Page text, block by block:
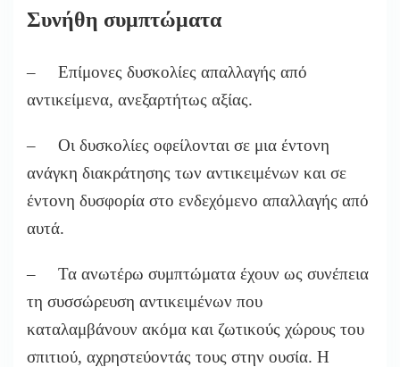
Συνήθη συμπτώματα
– Επίμονες δυσκολίες απαλλαγής από
αντικείμενα, ανεξαρτήτως αξίας.
– Οι δυσκολίες οφείλονται σε μια έντονη
ανάγκη διακράτησης των αντικειμένων και σε
έντονη δυσφορία στο ενδεχόμενο απαλλαγής από
αυτά.
– Τα ανωτέρω συμπτώματα έχουν ως συνέπεια
τη συσσώρευση αντικειμένων που
καταλαμβάνουν ακόμα και ζωτικούς χώρους του
σπιτιού, αχρηστεύοντάς τους στην ουσία. Η